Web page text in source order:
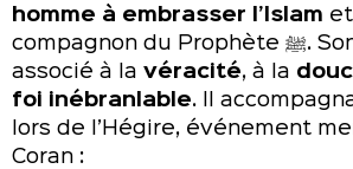
homme à embrasser l’Islam
compagnon du Prophète ﷺ. Son prénom est
associé à la véracité, à la
foi inébranlable. Il
lors de l’Hégire, événement
Coran :